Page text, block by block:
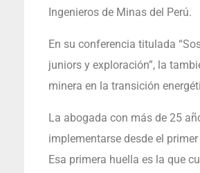
Ingenieros de Minas del Perú.
En su conferencia titulada
juniors y exploración”, la
minera en la transición
La abogada con más de 25
implementarse desde el
Esa primera huella es la que